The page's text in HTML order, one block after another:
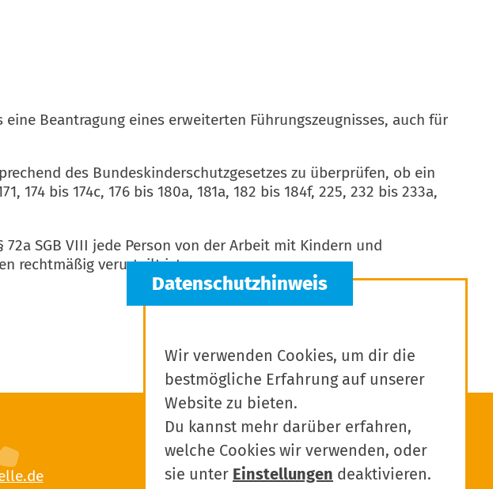
Beantragung eines erweiterten Führungszeugnisses, auch für
des Bundeskinderschutzgesetzes zu überprüfen, ob ein
bis 174c, 176 bis 180a, 181a, 182 bis 184f, 225, 232 bis 233a,
SGB VIII jede Person von der Arbeit mit Kindern und
rechtmäßig verurteilt ist.
Wir verwenden Cookies, um dir die
bestmögliche Erfahrung auf unserer
Website zu bieten.
Du kannst mehr darüber erfahren,
welche Cookies wir verwenden, oder
sie unter Einstellungen deaktivieren.